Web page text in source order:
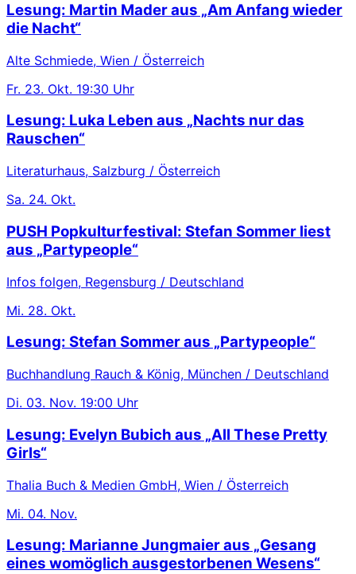
Lesung: Martin Mader aus „Am Anfang wieder
die Nacht“
Alte Schmiede, Wien / Österreich
Fr. 23. Okt. 19:30 Uhr
Lesung: Luka Leben aus „Nachts nur das
Rauschen“
Literaturhaus, Salzburg / Österreich
Sa. 24. Okt.
PUSH Popkulturfestival: Stefan Sommer liest
aus „Partypeople“
Infos folgen, Regensburg / Deutschland
Mi. 28. Okt.
Lesung: Stefan Sommer aus „Partypeople“
Buchhandlung Rauch & König, München / Deutschland
Di. 03. Nov. 19:00 Uhr
Lesung: Evelyn Bubich aus „All These Pretty
Girls“
Thalia Buch & Medien GmbH, Wien / Österreich
Mi. 04. Nov.
Lesung: Marianne Jungmaier aus „Gesang
eines womöglich ausgestorbenen Wesens“